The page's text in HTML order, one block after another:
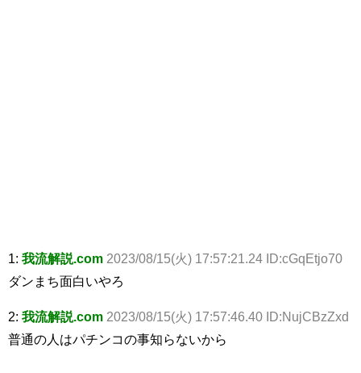
1: 我流解説.com 2023/08/15(火) 17:57:21.24 ID:cGqEtjo70
ダンまち面白いやろ
2: 我流解説.com 2023/08/15(火) 17:57:46.40 ID:NujCBzZxd
普通の人はパチンコの事知らないから